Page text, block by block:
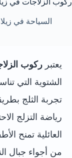
ركوب الزلاجات في
السياحة في
يعتبر ركوب
الشتوية التي
تجربة الثلج
رياضة التزلج
العائلية تمنح
من أجواء جبال